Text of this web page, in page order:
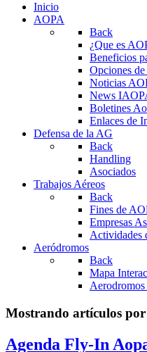
Inicio
AOPA
Back
¿Que es
Beneficios
Opciones
Noticias
News
Boletines
Enlaces de
Defensa de la AG
Back
Handling
Asociados
Trabajos Aéreos
Back
Fines de
Empresas
Actividades
Aeródromos
Back
Mapa
Mostrando artículos por
Agenda Fly-In